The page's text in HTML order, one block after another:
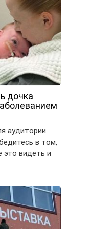
дочка
аудитории
в том,
это видеть и